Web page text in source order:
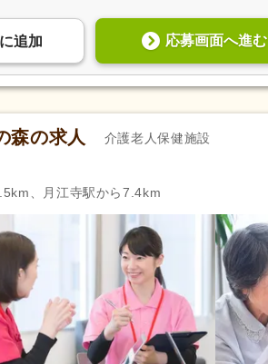
に追加 応募画面へ進む
森の求人 介護老人保健施設
、月江寺駅から7.4km